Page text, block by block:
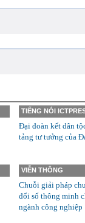
TIẾNG NÓI
Đại đoàn kết dân
tảng tư tưởng của
VIỄN THÔNG
Chuỗi giải pháp
đổi số thông minh
ngành công nghiệp